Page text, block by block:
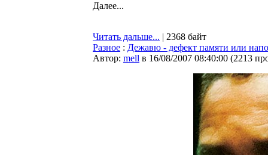
Далее...
Читать дальше... | 2368 байт
Разное : Дежавю - дефект памяти или
Автор: mell в 16/08/2007 08:40:00 (2213